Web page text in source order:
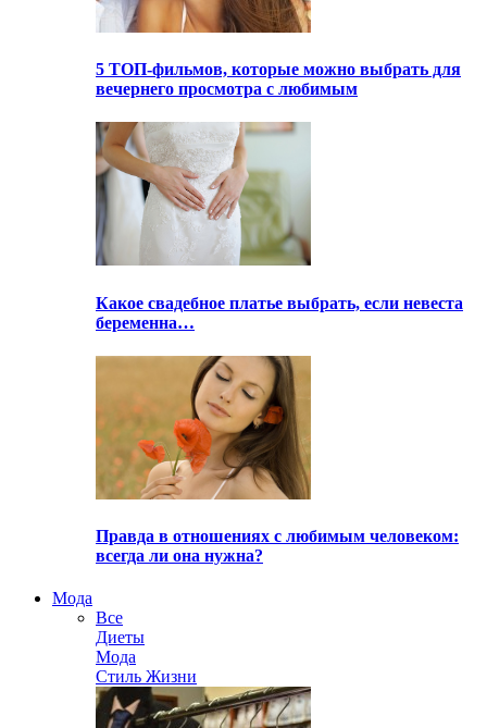
5 ТОП-фильмов, которые можно выбрать для
вечернего просмотра с любимым
Какое свадебное платье выбрать, если невеста
беременна…
Правда в отношениях с любимым человеком:
всегда ли она нужна?
Мода
Все
Диеты
Мода
Стиль Жизни